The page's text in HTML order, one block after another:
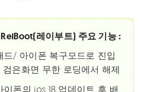
레이부트) 주요 기능 :
드/ 아이폰 복구모드로 진입
검은화면 무한 로딩에서 해제
폰의 ios 18 업데이트 후 배